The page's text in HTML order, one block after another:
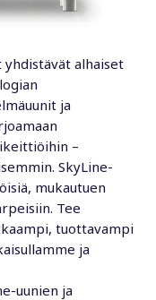
yhdistävät alhaiset
uunit ja
–
SkyLine-
mukautuen
Tee
tuottavampi
ja
-uunien ja